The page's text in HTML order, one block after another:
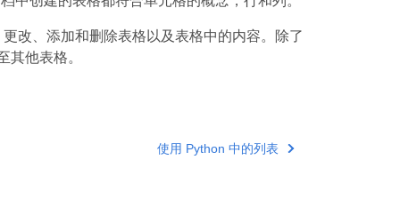
改、添加和删除表格以及表格中的内容。除了
他表格。
使用 Python 中的列表